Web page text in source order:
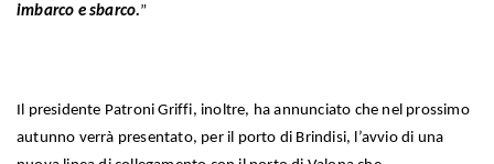
imbarco e sbarco.”
Il presidente Patroni Griffi, inoltre, ha annunciato che nel prossimo
autunno verrà presentato, per il porto di Brindisi, l’avvio di una